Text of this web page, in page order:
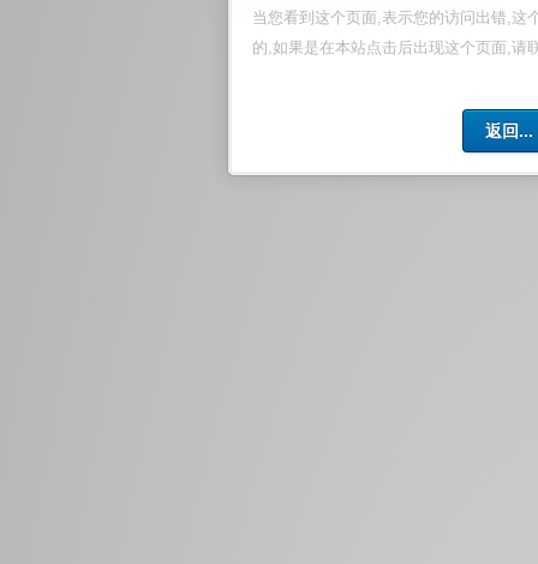
当您看到这个页面,表示您的访问出错,这
的,如果是在本站点击后出现这个页面,请
返回...